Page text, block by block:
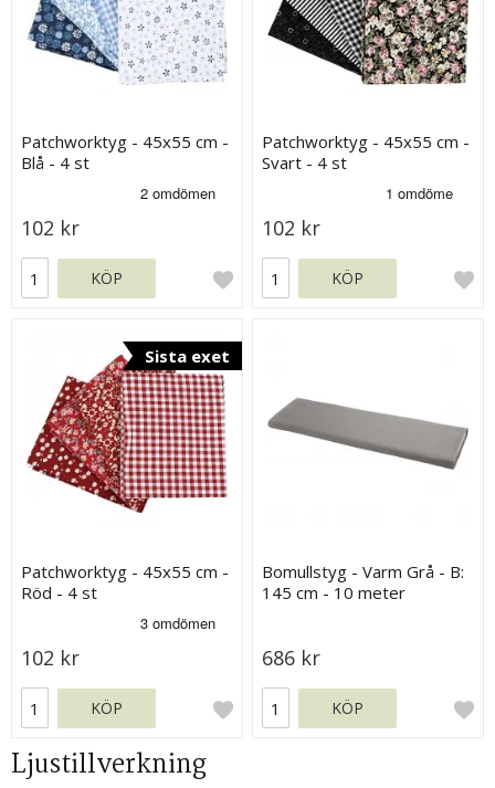
Patchworktyg - 45x55 cm -
Blå - 4 st
102 kr
KÖP
Patchworktyg - 45x55 cm -
Svart - 4 st
102 kr
KÖP
Sista exet
Patchworktyg - 45x55 cm -
Röd - 4 st
102 kr
KÖP
Bomullstyg - Varm Grå - B:
145 cm - 10 meter
686 kr
KÖP
Ljustillverkning